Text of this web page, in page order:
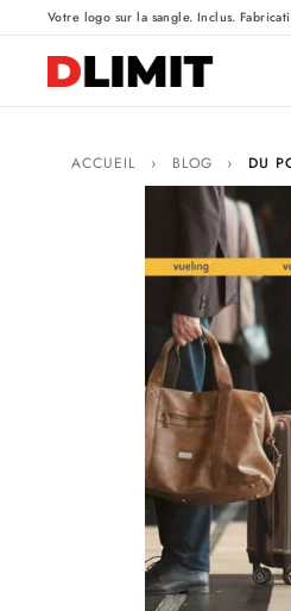
Votre logo sur la sangle. Inclus.
ACCUEIL › BLOG › DU